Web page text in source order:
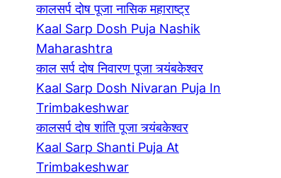
कालसर्प दोष पूजा नासिक महाराष्ट्र
Kaal Sarp Dosh Puja Nashik
Maharashtra
काल सर्प दोष निवारण पूजा त्र्यंबकेश्वर
Kaal Sarp Dosh Nivaran Puja In
Trimbakeshwar
कालसर्प दोष शांति पूजा त्र्यंबकेश्वर
Kaal Sarp Shanti Puja At
Trimbakeshwar